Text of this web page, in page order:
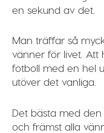
en sekund av det.
Man träffar så
vänner för livet.
fotboll med en hel
utöver det vanliga.
Det bästa med den
och främst alla